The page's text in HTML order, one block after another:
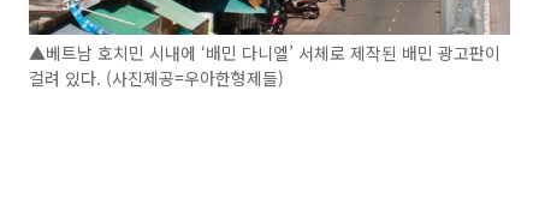
▲베트남 호치민 시내에 ‘배민 다니엘’ 서체로 제작된 배민 광고판이
걸려 있다. (사진제공=우아한형제들)